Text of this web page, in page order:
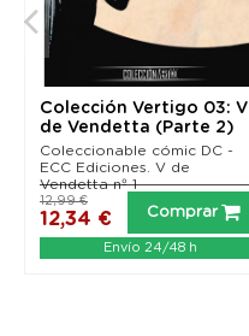
Colección Vertigo 03: V
de Vendetta (Parte 2)
Coleccionable cómic DC -
ECC Ediciones. V de
Vendetta nº 1
12,34 €
12,99 €
Comprar
Envío 24/48 h